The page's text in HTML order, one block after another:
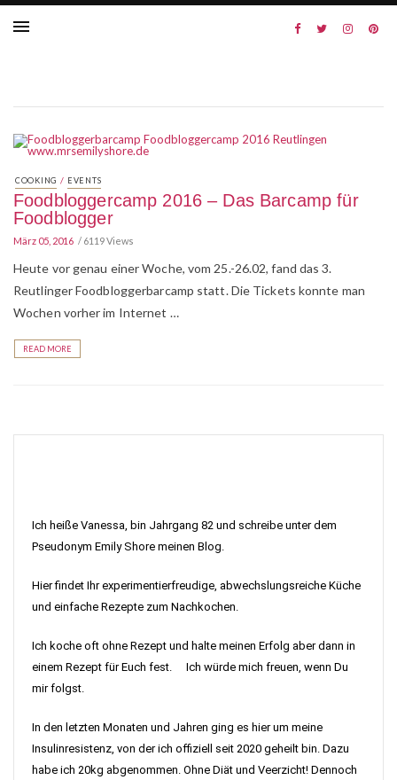
COOKING / EVENTS
Foodbloggercamp 2016 – Das Barcamp für
Foodblogger
März 05, 2016 6119 Views
Heute vor genau einer Woche, vom 25.-26.02, fand das 3.
Reutlinger Foodbloggerbarcamp statt. Die Tickets konnte man
Wochen vorher im Internet …
READ MORE
Ich heiße Vanessa, bin Jahrgang 82 und schreibe unter dem
Pseudonym Emily Shore meinen Blog.
Hier findet Ihr experimentierfreudige, abwechslungsreiche Küche
und einfache Rezepte zum Nachkochen.
Ich koche oft ohne Rezept und halte meinen Erfolg aber dann in
einem Rezept für Euch fest. Ich würde mich freuen, wenn Du
mir folgst.
In den letzten Monaten und Jahren ging es hier um meine
Insulinresistenz, von der ich offiziell seit 2020 geheilt bin. Dazu
habe ich 20kg abgenommen. Ohne Diät und Veerzicht! Dennoch